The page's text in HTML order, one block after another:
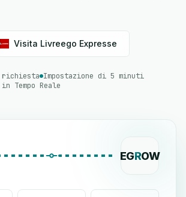
Visita Livreego Expresse
richiesta Impostazione di 5 minuti
Tempo Reale
EGROW